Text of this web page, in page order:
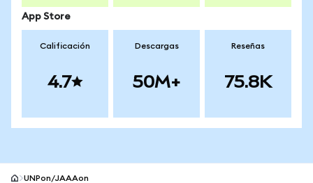
App Store
Calificación
4.7
Descargas
50M+
Reseñas
75.8K
UNPon/JAAAon